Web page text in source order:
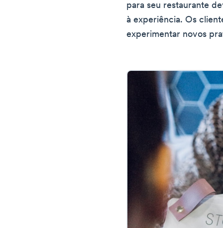
para seu restaurante
à experiência. Os
experimentar novos